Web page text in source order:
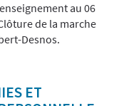
au 06
de la marche
Desnos.
ET